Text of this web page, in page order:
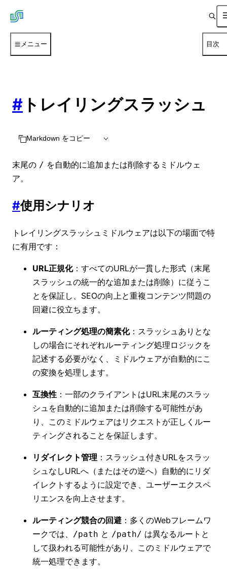
メニュー 目次
# トレイリングスラッシュ
Markdown をコピー
末尾の / を自動的に追加または削除するミドルウェ
ア。
#使用シナリオ
トレイリングスラッシュミドルウェアは以下の場面で特
に有用です：
URL正規化：すべてのURLが一貫した形式（末尾
スラッシュの統一的な追加または削除）に従うこ
とを保証し、SEOの向上と重複コンテンツ問題の
回避に役立ちます。
ルーティング処理の簡素化：スラッシュありとな
しの場合にそれぞれルーティング処理ロジックを
記述する必要がなく、ミドルウェアが自動的にこ
の変換を処理します。
互換性 ：一部のクライアントはURL末尾のスラッ
シュを自動的に追加または削除する可能性があ
り、このミドルウェアはリクエストが正しくルー
ティングされることを保証します。
リダイレクト管理 ：スラッシュ付きURLをスラッ
シュなしURLへ（またはその逆へ）自動的にリダ
イレクトするように設定でき、ユーザーエクスペ
リエンスを向上させます。
ルーティング競合の回避 ：多くのWebフレームワ
ークでは、
/path と /path/ は異なるルートと
して扱われる可能性があり、このミドルウェアで
統一処理できます。